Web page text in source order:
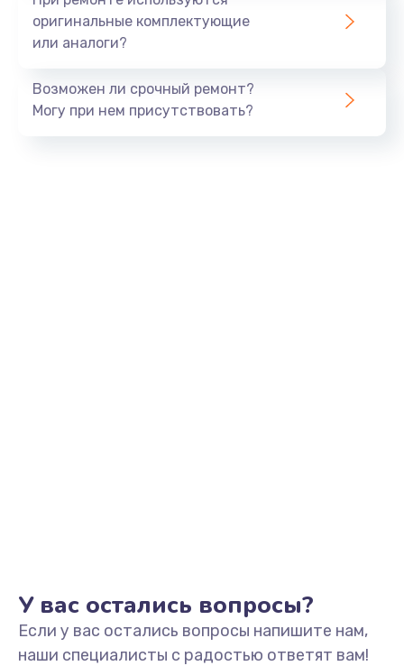
Замена аккумулятора
от 890 руб.
от 1790 руб.
Заказать
оригинальные комплектующие
или аналоги?
Возможен ли срочный ремонт?
Могу при нем присутствовать?
У вас остались вопросы?
Если у вас остались вопросы напишите нам,
наши специалисты с радостью ответят вам!